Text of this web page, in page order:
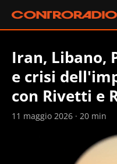
Iran, Libano,
e crisi
con Rivetti e
11 maggio 2026 · 20 min